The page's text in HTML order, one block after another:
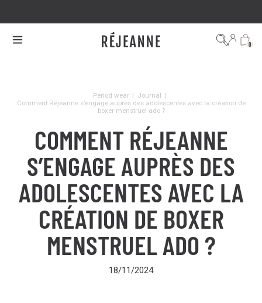
0
Period wear | Journal |
Comment Réjeanne s’engage auprès des adolescentes avec la création de
boxer menstruel ado ?
COMMENT RÉJEANNE
S’ENGAGE AUPRÈS DES
ADOLESCENTES AVEC LA
CRÉATION DE BOXER
MENSTRUEL ADO ?
18/11/2024